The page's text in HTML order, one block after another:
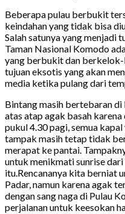
Beberapa pulau berbukit
keindahan yang tidak bisa
Salah satunya yang menjadi
Taman Nasional Komodo
yang berbukit dan
tujuan eksotis yang akan
media ketika pulang dari
Bintang masih bertebaran
atas atap agak basah
pukul 4.30 pagi, semua
tampak masih tetap tidak
merapat ke pantai.
untuk menikmati sunrise
itu.Rencananya kita berniat
Padar, namun karena agak
dengan sang naga di Pulau
perjalanan untuk keesokan